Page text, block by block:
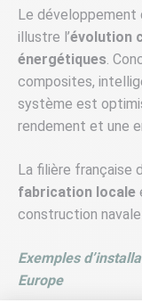
Le développement
illustre l’évolution
énergétiques.
composites,
système est
rendement et une
La filière française
fabrication locale
construction
Exemples
Europe